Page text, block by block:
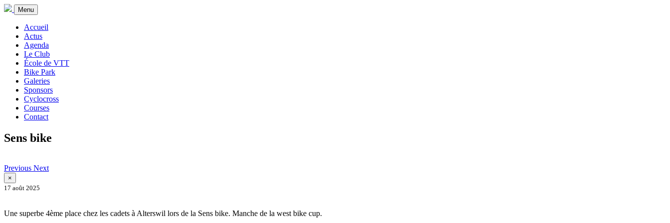
Menu
Accueil
Actus
Agenda
Le Club
École de VTT
Bike Park
Galeries
Sponsors
Cyclocross
Courses
Contact
Sens bike
Previous Next
×
17 août 2025
Une superbe 4ème place chez les cadets à Alterswil lors de la Sens bike. Manche de la west bike cup.